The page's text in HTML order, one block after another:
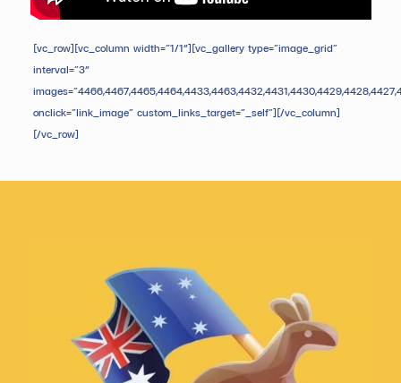
[vc_row][vc_column width=”1/1″][vc_gallery type=”image_grid”
interval=”3″
onclick=”link_image” custom_links_target=”_self”][/vc_column]
[/vc_row]